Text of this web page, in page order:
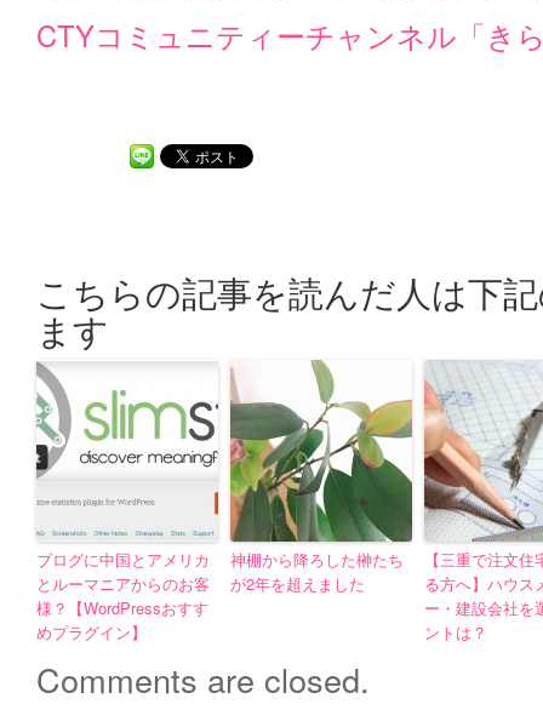
CTYコミュニティーチャンネル「き
こちらの記事を読んだ人は下
ます
ブログに中国とアメリカ
とルーマニアからのお客
様？【WordPressおすす
めプラグイン】
神棚から降ろした榊たち
が2年を超えました
【三重で注文住
る方へ】ハウス
ー・建設会社を
ントは？
Comments are closed.